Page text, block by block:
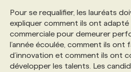
NOS TARIFS
PROGRAMMES DE
ANNONCEZ AVEC NOUS
Pour se requalifier, les lauréats
expliquer comment ils ont
commerciale pour demeurer
l’année écoulée, comment ils ont
d’innovation et comment ils ont
développer les talents. Les